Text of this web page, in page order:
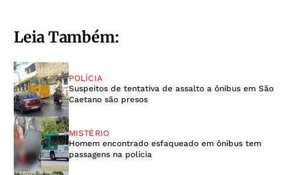
Leia Também:
POLÍCIA
Suspeitos de tentativa de assalto a ônibus em São
Caetano são presos
MISTÉRIO
Homem encontrado esfaqueado em ônibus tem
passagens na polícia